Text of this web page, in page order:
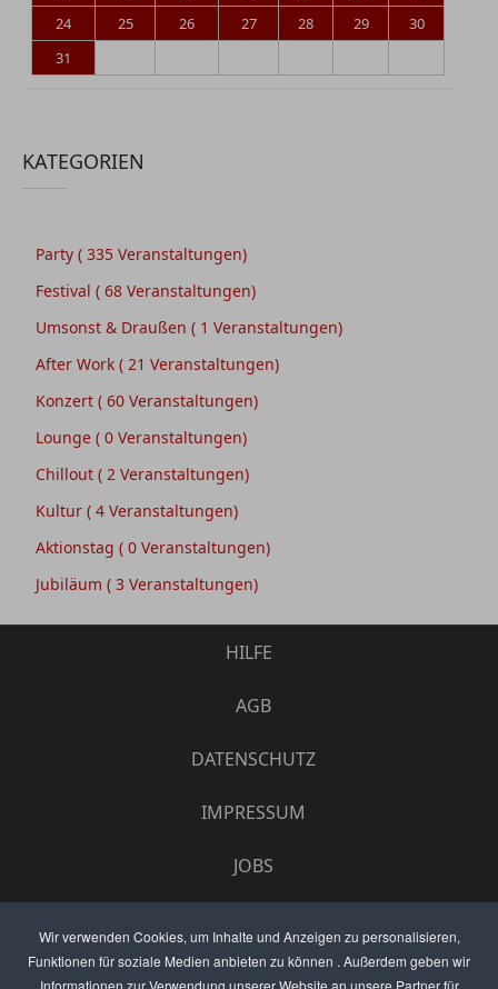
Wir verwenden Cookies, um Inhalte und Anzeigen zu personalisieren,
Funktionen für soziale Medien anbieten zu können . Außerdem geben wir
Informationen zur Verwendung unserer Website an unsere Partner für
24
25 26 27 28 29
30
31
KATEGORIEN
Party ( 335 Veranstaltungen)
Festival ( 68 Veranstaltungen)
Umsonst & Draußen ( 1 Veranstaltungen)
After Work ( 21 Veranstaltungen)
Konzert ( 60 Veranstaltungen)
Lounge ( 0 Veranstaltungen)
Chillout ( 2 Veranstaltungen)
Kultur ( 4 Veranstaltungen)
Aktionstag ( 0 Veranstaltungen)
Jubiläum ( 3 Veranstaltungen)
HILFE
AGB
DATENSCHUTZ
IMPRESSUM
JOBS
ANZEIGEN PREISE